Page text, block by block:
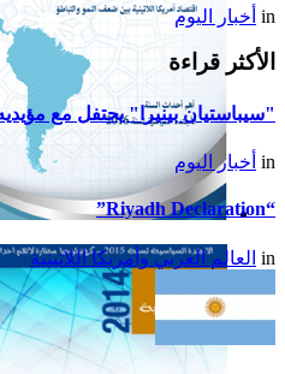
تقرير أمريكا اللاتينية
2015
in أخبار اليوم
الأكثر قراءة
"سيباستيان بينيرا" يحتفل مع
in أخبار اليوم
“Riyadh Declaration”
in العالم العربي وأمريكا اللاتينية